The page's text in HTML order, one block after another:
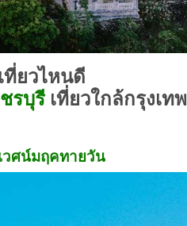
ที่ยวไหนดี
รบุรีเที่ยวใกล้กรุงเทพ
วศน์มฤคทายวัน